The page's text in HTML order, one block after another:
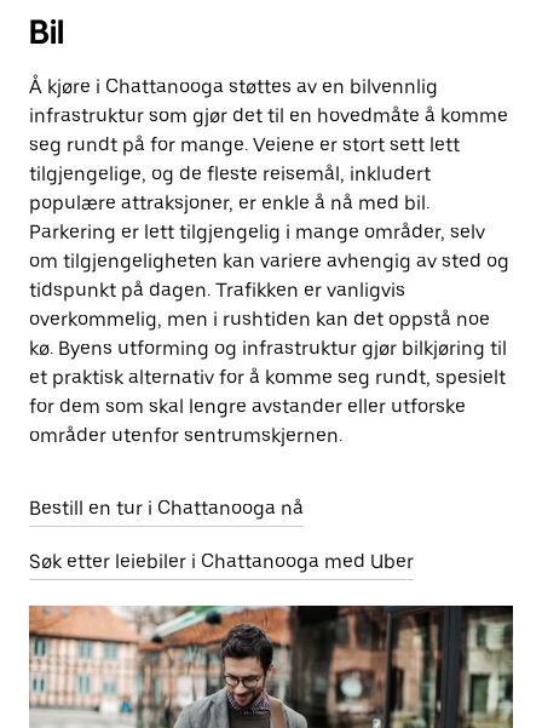
Bil
Å kjøre i Chattanooga støttes av en bilvennlig
infrastruktur som gjør det til en hovedmåte å komme
seg rundt på for mange. Veiene er stort sett lett
tilgjengelige, og de fleste reisemål, inkludert
populære attraksjoner, er enkle å nå med bil.
Parkering er lett tilgjengelig i mange områder, selv
om tilgjengeligheten kan variere avhengig av sted og
tidspunkt på dagen. Trafikken er vanligvis
overkommelig, men i rushtiden kan det oppstå noe
kø. Byens utforming og infrastruktur gjør bilkjøring til
et praktisk alternativ for å komme seg rundt, spesielt
for dem som skal lengre avstander eller utforske
områder utenfor sentrumskjernen.
Bestill en tur i Chattanooga nå
Søk etter leiebiler i Chattanooga med Uber